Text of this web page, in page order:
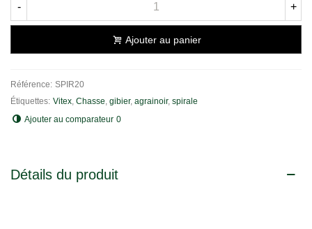
- +
Ajouter au panier
Référence: SPIR20
Étiquettes: Vitex, Chasse, gibier, agrainoir, spirale
Ajouter au comparateur 0
Détails du produit